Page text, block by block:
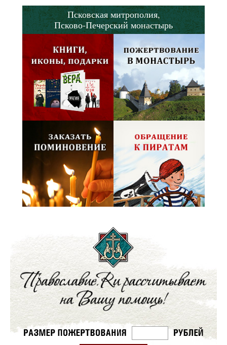
Псковская митрополия,
Псково-Печерский монастырь